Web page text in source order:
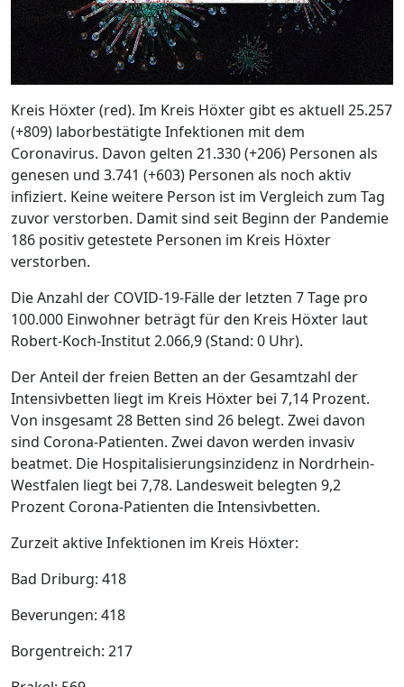
Kreis Höxter (red). Im Kreis Höxter gibt es aktuell 25.257
(+809) laborbestätigte Infektionen mit dem
Coronavirus. Davon gelten 21.330 (+206) Personen als
genesen und 3.741 (+603) Personen als noch aktiv
infiziert. Keine weitere Person ist im Vergleich zum Tag
zuvor verstorben. Damit sind seit Beginn der Pandemie
186 positiv getestete Personen im Kreis Höxter
verstorben.
Die Anzahl der COVID-19-Fälle der letzten 7 Tage pro
100.000 Einwohner beträgt für den Kreis Höxter laut
Robert-Koch-Institut 2.066,9 (Stand: 0 Uhr).
Der Anteil der freien Betten an der Gesamtzahl der
Intensivbetten liegt im Kreis Höxter bei 7,14 Prozent.
Von insgesamt 28 Betten sind 26 belegt. Zwei davon
sind Corona-Patienten. Zwei davon werden invasiv
beatmet. Die Hospitalisierungsinzidenz in Nordrhein-
Westfalen liegt bei 7,78. Landesweit belegten 9,2
Prozent Corona-Patienten die Intensivbetten.
Zurzeit aktive Infektionen im Kreis Höxter:
Bad Driburg: 418
Beverungen: 418
Borgentreich: 217